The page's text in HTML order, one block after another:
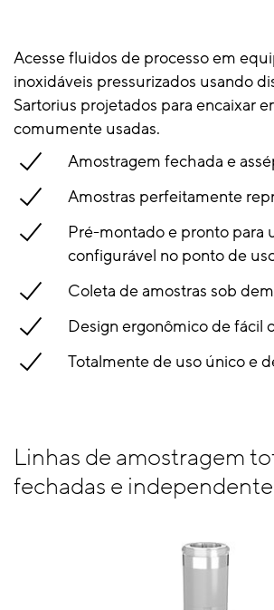
Acesse fluidos de processo em
inoxidáveis pressurizados usando
Sartorius projetados para encaixar
comumente usadas.
Amostragem fechada e
Amostras perfeitamente
Pré-montado e pronto para
configurável no ponto de
Coleta de amostras sob
Design ergonômico de fácil
Totalmente de uso único e
Linhas de amostragem
fechadas e